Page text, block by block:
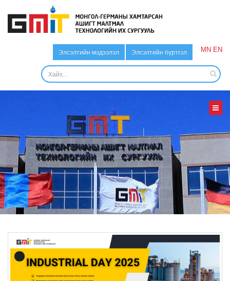
Элсэлтийн мэдээлэл Элсэлтийн бүртгэл MN EN